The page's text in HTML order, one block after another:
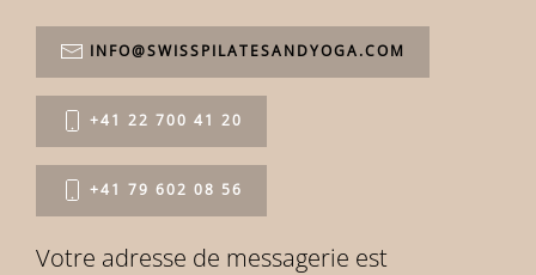
INFO@SWISSPILATESANDYOGA.COM
+41 22 700 41 20
+41 79 602 08 56
Votre adresse de messagerie est